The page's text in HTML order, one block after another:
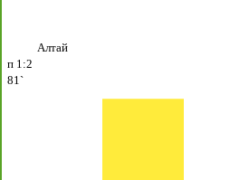
Алтай
п 1:2
81`